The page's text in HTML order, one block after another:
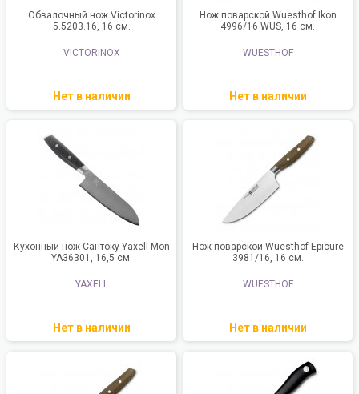
Обвалочный нож Victorinox
5.5203.16, 16 см.
VICTORINOX
Нет в наличии
Нож поварской Wuesthof Ikon
4996/16 WUS, 16 см.
WUESTHOF
Нет в наличии
Кухонный нож Сантоку Yaxell Mon
YA36301, 16,5 см.
YAXELL
Нет в наличии
Нож поварской Wuesthof Epicure
3981/16, 16 см.
WUESTHOF
Нет в наличии